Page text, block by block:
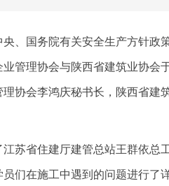
央、国务院有关安全生产方针政
管理协会与陕西省建筑业协会
协会李鸿庆秘书长，陕西省建
江苏省住建厅建管总站王群依总
们在施工中遇到的问题进行